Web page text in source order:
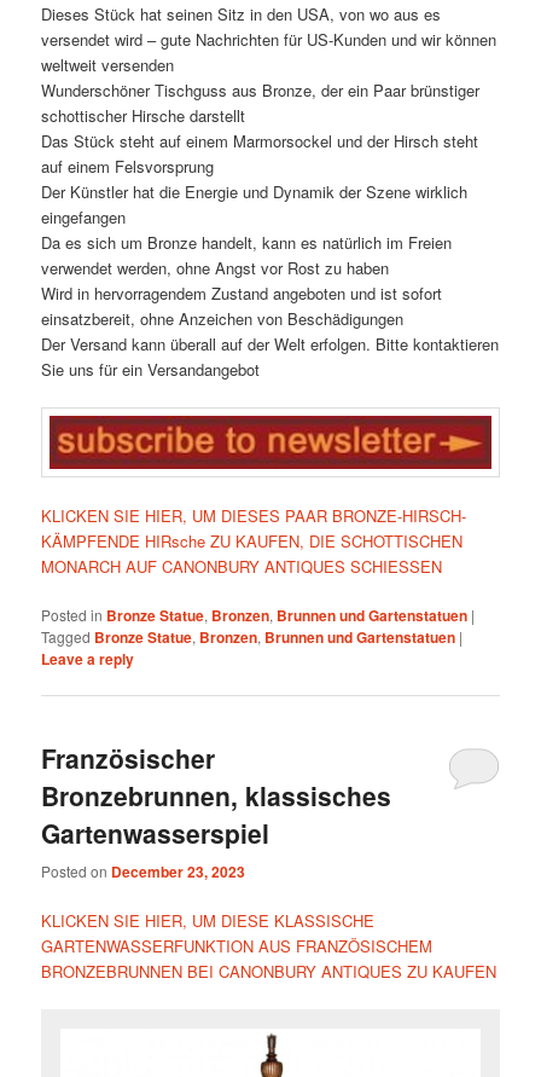
Dieses Stück hat seinen Sitz in den USA, von wo aus es
versendet wird – gute Nachrichten für US-Kunden und wir können
weltweit versenden
Wunderschöner Tischguss aus Bronze, der ein Paar brünstiger
schottischer Hirsche darstellt
Das Stück steht auf einem Marmorsockel und der Hirsch steht
auf einem Felsvorsprung
Der Künstler hat die Energie und Dynamik der Szene wirklich
eingefangen
Da es sich um Bronze handelt, kann es natürlich im Freien
verwendet werden, ohne Angst vor Rost zu haben
Wird in hervorragendem Zustand angeboten und ist sofort
einsatzbereit, ohne Anzeichen von Beschädigungen
Der Versand kann überall auf der Welt erfolgen. Bitte kontaktieren
Sie uns für ein Versandangebot
KLICKEN SIE HIER, UM DIESES PAAR BRONZE-HIRSCH-
KÄMPFENDE HIRsche ZU KAUFEN, DIE SCHOTTISCHEN
MONARCH AUF CANONBURY ANTIQUES SCHIESSEN
Posted in Bronze Statue, Bronzen, Brunnen und Gartenstatuen |
Tagged Bronze Statue, Bronzen, Brunnen und Gartenstatuen |
Leave a reply
Französischer
Bronzebrunnen, klassisches
Gartenwasserspiel
Posted on December 23, 2023
KLICKEN SIE HIER, UM DIESE KLASSISCHE
GARTENWASSERFUNKTION AUS FRANZÖSISCHEM
BRONZEBRUNNEN BEI CANONBURY ANTIQUES ZU KAUFEN